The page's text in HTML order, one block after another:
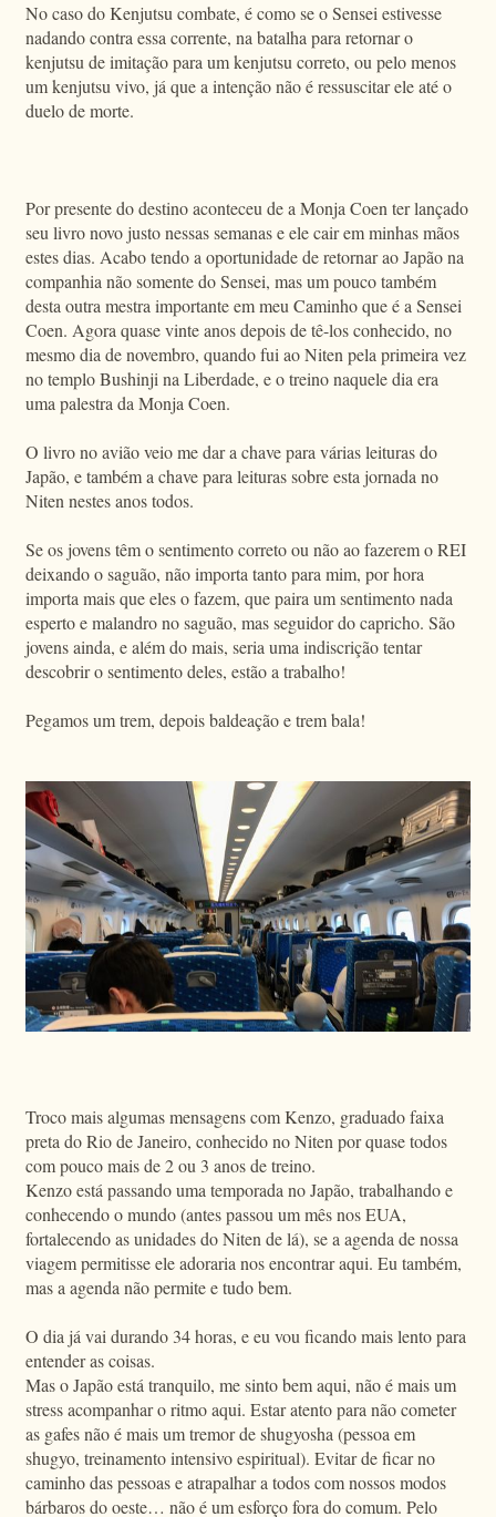
No caso do Kenjutsu combate, é como se o Sensei estivesse
nadando contra essa corrente, na batalha para retornar o
kenjutsu de imitação para um kenjutsu correto, ou pelo menos
um kenjutsu vivo, já que a intenção não é ressuscitar ele até o
duelo de morte.
Por presente do destino aconteceu de a Monja Coen ter lançado
seu livro novo justo nessas semanas e ele cair em minhas mãos
estes dias. Acabo tendo a oportunidade de retornar ao Japão na
companhia não somente do Sensei, mas um pouco também
desta outra mestra importante em meu Caminho que é a Sensei
Coen. Agora quase vinte anos depois de tê-los conhecido, no
mesmo dia de novembro, quando fui ao Niten pela primeira vez
no templo Bushinji na Liberdade, e o treino naquele dia era
uma palestra da Monja Coen.
O livro no avião veio me dar a chave para várias leituras do
Japão, e também a chave para leituras sobre esta jornada no
Niten nestes anos todos.
Se os jovens têm o sentimento correto ou não ao fazerem o REI
deixando o saguão, não importa tanto para mim, por hora
importa mais que eles o fazem, que paira um sentimento nada
esperto e malandro no saguão, mas seguidor do capricho. São
jovens ainda, e além do mais, seria uma indiscrição tentar
descobrir o sentimento deles, estão a trabalho!
Pegamos um trem, depois baldeação e trem bala!
Troco mais algumas mensagens com Kenzo, graduado faixa
preta do Rio de Janeiro, conhecido no Niten por quase todos
com pouco mais de 2 ou 3 anos de treino.
Kenzo está passando uma temporada no Japão, trabalhando e
conhecendo o mundo (antes passou um mês nos EUA,
fortalecendo as unidades do Niten de lá), se a agenda de nossa
viagem permitisse ele adoraria nos encontrar aqui. Eu também,
mas a agenda não permite e tudo bem.
O dia já vai durando 34 horas, e eu vou ficando mais lento para
entender as coisas.
Mas o Japão está tranquilo, me sinto bem aqui, não é mais um
stress acompanhar o ritmo aqui. Estar atento para não cometer
as gafes não é mais um tremor de shugyosha (pessoa em
shugyo, treinamento intensivo espiritual). Evitar de ficar no
caminho das pessoas e atrapalhar a todos com nossos modos
bárbaros do oeste… não é um esforço fora do comum. Pelo